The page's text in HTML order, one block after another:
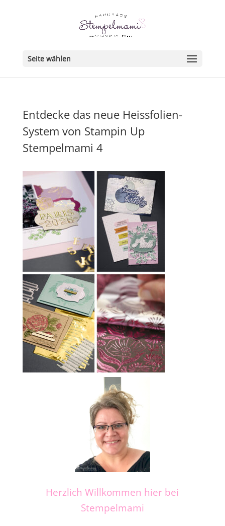
Seite wählen
Entdecke das neue Heissfolien-
System von Stampin Up
Stempelmami 4
Herzlich Willkommen hier bei
Stempelmami